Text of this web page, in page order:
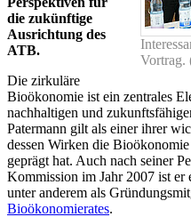
die zukünftige
Ausrichtung des
ATB.
Die zirkuläre
Bioökonomie ist ein zentrales
nachhaltigen und
Patermann gilt als einer ihrer
dessen Wirken die
geprägt hat. Auch nach seiner
Kommission im Jahr 2007 ist er
unter anderem als
Bioökonomierates.